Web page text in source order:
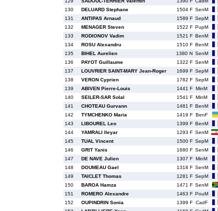
130
DELUARD Stephane 1504 F SenM
131
ANTIPAS Arnaud 1589 F SepM
132
MENAGER Steven 1522 F PupM
133
RODIONOV Vadim 1521 F BenM
134
ROSU Alexandru 1510 F BenM
135
BIHEL Aurelien 1380 N SenM
136
PAYOT Guillaume 1322 F SenM
137
LOUVRIER SAINT-MARY Jean-Roger 1699 F SepM
138
VERON Cyprien 1782 F SepM
139
ABIVEN Pierre-Louis 1441 F MinM
140
SEILER-SAR Solal 1541 F MinM
141
CHOTEAU Gurvann 1481 F BenM
142
TYMCHENKO Maria 1419 F BenF
143
LIBOUREL Leo 1399 F BenM
144
YAMRALI Ileyar 1293 F SenM
145
TUAL Vincent 1500 F SepM
146
GRIT Yanis 1680 F SenM
147
DE NAVE Julien 1307 F MinM
148
DOUMEAU Gael 1318 F SenM
149
TAICLET Thomas 1281 F SepM
150
BAROA Hamza 1471 F SenM
151
ROMERO Alexandre 1463 F PouM
152
OUPINDRIN Sonia 1399 F CadF